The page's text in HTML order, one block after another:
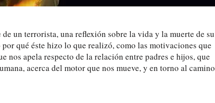
un terrorista, una reflexión sobre la vida y la muerte de su
qué éste hizo lo que realizó, como las motivaciones que
nos apela respecto de la relación entre padres e hijos, que
acerca del motor que nos mueve, y en torno al camino